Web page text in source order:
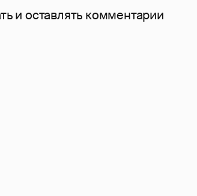
и оставлять комментарии